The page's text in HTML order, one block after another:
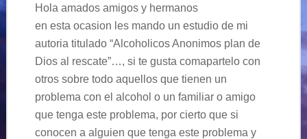
Hola amados amigos y hermanos
en esta ocasion les mando un estudio de mi
autoria titulado “Alcoholicos Anonimos plan de
Dios al rescate”…, si te gusta comapartelo con
otros sobre todo aquellos que tienen un
problema con el alcohol o un familiar o amigo
que tenga este problema, por cierto que si
conocen a alguien que tenga este problema y